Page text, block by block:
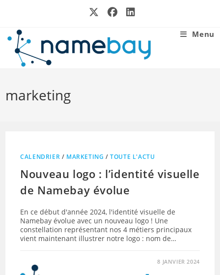
Menu
marketing
CALENDRIER / MARKETING /TOUTE L'ACTU
Nouveau logo : l’identité visuelle
de Namebay évolue
En ce début d'année 2024, l'identité visuelle de
Namebay évolue avec un nouveau logo ! Une
constellation représentant nos 4 métiers principaux
vient maintenant illustrer notre logo : nom de…
8 JANVIER 2024